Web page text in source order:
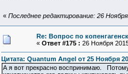
« Последнее редактирование: 26
Re: Вопрос по
« Ответ #175 : 26 Ноября
Цитата: Quantum Angel от 25 Ноября
А я вот прекрасно воспринимаю. Потому